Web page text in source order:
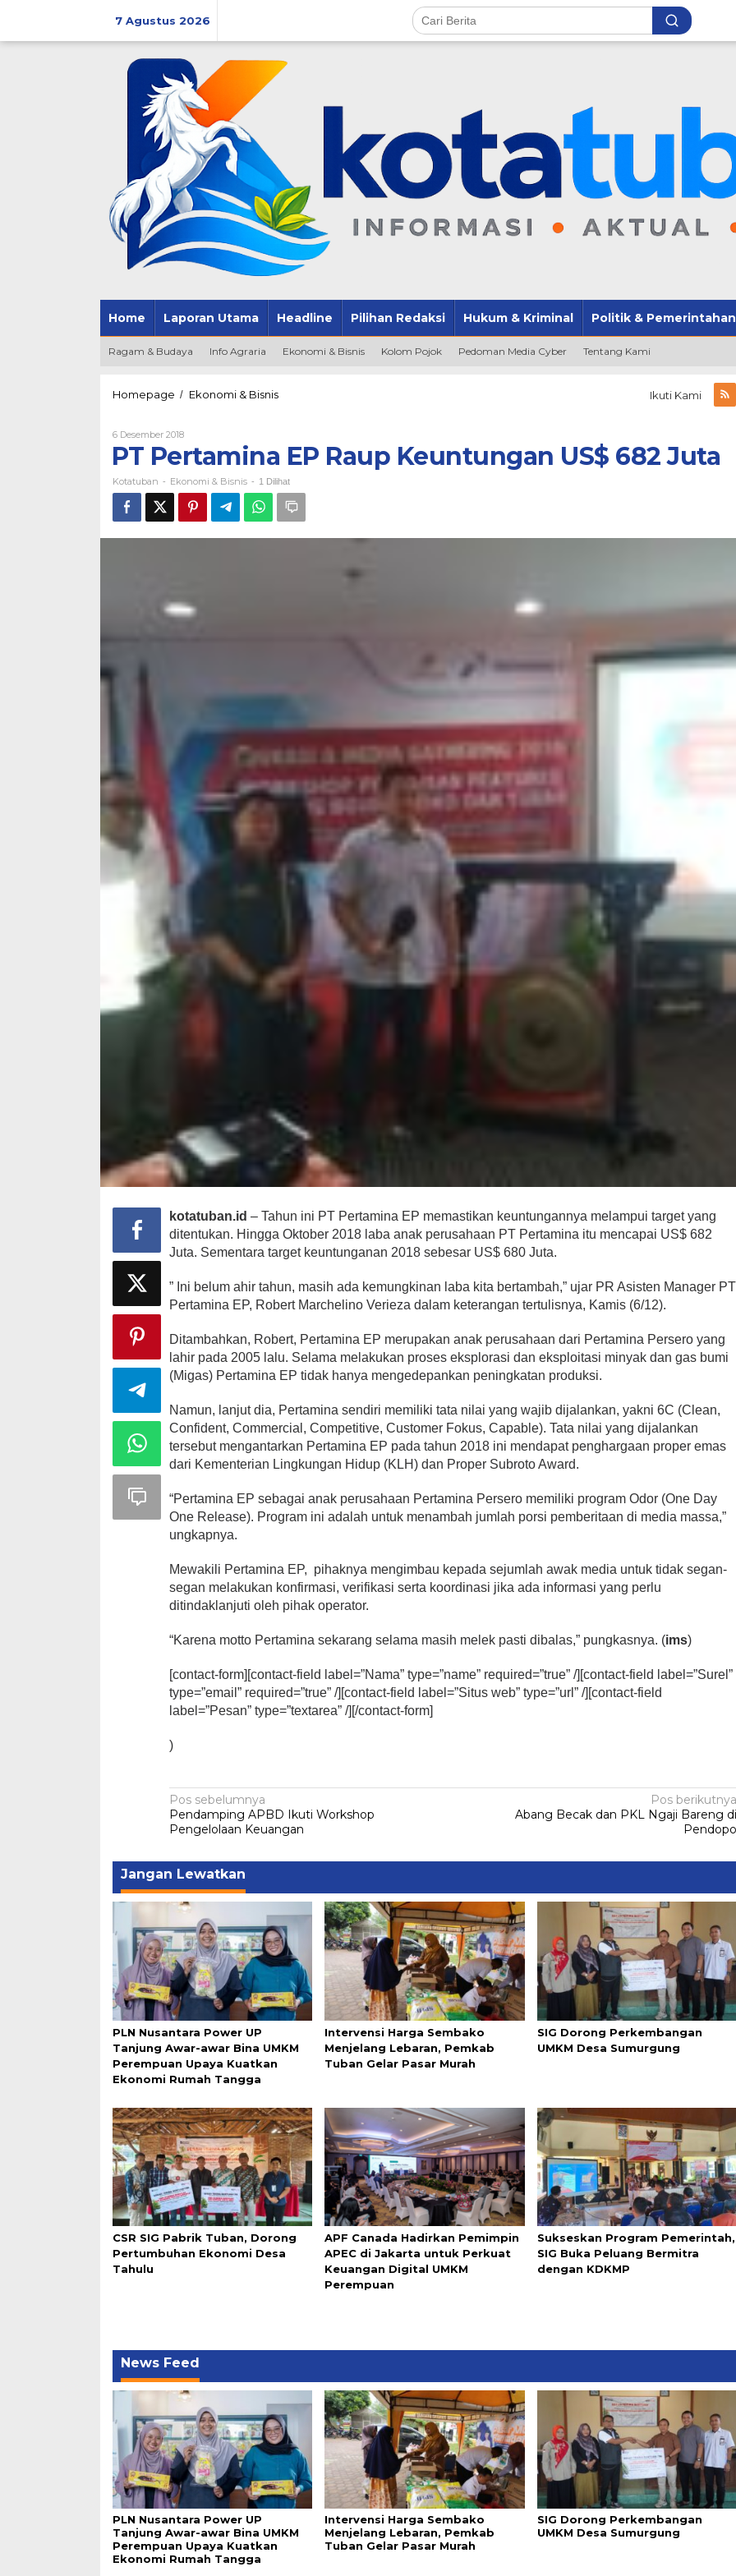
7 Agustus 2026
Home Laporan Utama Headline Pilihan Redaksi Hukum & Kriminal Politik & Pemerintahan
Ragam & Budaya Info Agraria Ekonomi & Bisnis Kolom Pojok Pedoman Media Cyber Tentang Kami
Homepage / Ekonomi & BisnisPT
Keuntungan
US$
682
Juta
Ikuti Kami
6 Desember 2018Oleh
PT Pertamina EP Raup Keuntungan US$ 682 Juta
Kotatuban - Ekonomi & Bisnis - 1 Dilihat
kotatuban.id – Tahun ini PT Pertamina EP memastikan keuntungannya melampui target yang
ditentukan. Hingga Oktober 2018 laba anak perusahaan PT Pertamina itu mencapai US$ 682
Juta. Sementara target keuntunganan 2018 sebesar US$ 680 Juta.
” Ini belum ahir tahun, masih ada kemungkinan laba kita bertambah,” ujar PR Asisten Manager PT
Pertamina EP, Robert Marchelino Verieza dalam keterangan tertulisnya, Kamis (6/12).
Ditambahkan, Robert, Pertamina EP merupakan anak perusahaan dari Pertamina Persero yang
lahir pada 2005 lalu. Selama melakukan proses eksplorasi dan eksploitasi minyak dan gas bumi
(Migas) Pertamina EP tidak hanya mengedepankan peningkatan produksi.
Namun, lanjut dia, Pertamina sendiri memiliki tata nilai yang wajib dijalankan, yakni 6C (Clean,
Confident, Commercial, Competitive, Customer Fokus, Capable). Tata nilai yang dijalankan
tersebut mengantarkan Pertamina EP pada tahun 2018 ini mendapat penghargaan proper emas
dari Kementerian Lingkungan Hidup (KLH) dan Proper Subroto Award.
“Pertamina EP sebagai anak perusahaan Pertamina Persero memiliki program Odor (One Day
One Release). Program ini adalah untuk menambah jumlah porsi pemberitaan di media massa,”
ungkapnya.
Mewakili Pertamina EP, pihaknya mengimbau kepada sejumlah awak media untuk tidak segan-
segan melakukan konfirmasi, verifikasi serta koordinasi jika ada informasi yang perlu
ditindaklanjuti oleh pihak operator.
“Karena motto Pertamina sekarang selama masih melek pasti dibalas,” pungkasnya. (ims)
[contact-form][contact-field label=”Nama” type=”name” required=”true” /][contact-field label=”Surel”
type=”email” required=”true” /][contact-field label=”Situs web” type=”url” /][contact-field
label=”Pesan” type=”textarea” /][/contact-form]
)
Navigasi
pos
Pos sebelumnya
Pendamping APBD Ikuti Workshop
Pengelolaan Keuangan
Pos berikutnya
Abang Becak dan PKL Ngaji Bareng di
Pendopo
Jangan Lewatkan
PLN Nusantara Power UP
Tanjung Awar-awar Bina UMKM
Perempuan Upaya Kuatkan
Ekonomi Rumah Tangga
Intervensi Harga Sembako
Menjelang Lebaran, Pemkab
Tuban Gelar Pasar Murah
SIG Dorong Perkembangan
UMKM Desa Sumurgung
CSR SIG Pabrik Tuban, Dorong
Pertumbuhan Ekonomi Desa
Tahulu
APF Canada Hadirkan Pemimpin
APEC di Jakarta untuk Perkuat
Keuangan Digital UMKM
Perempuan
Sukseskan Program Pemerintah,
SIG Buka Peluang Bermitra
dengan KDKMP
News Feed
PLN Nusantara Power UP
Tanjung Awar-awar Bina UMKM
Perempuan Upaya Kuatkan
Ekonomi Rumah Tangga
Intervensi Harga Sembako
Menjelang Lebaran, Pemkab
Tuban Gelar Pasar Murah
SIG Dorong Perkembangan
UMKM Desa Sumurgung